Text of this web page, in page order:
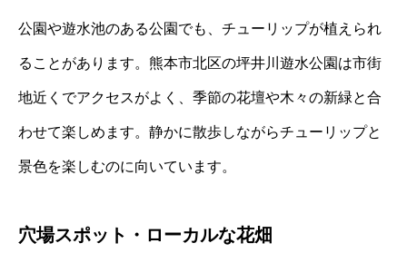
公園や遊水池のある公園でも、チューリップが植えられ
ることがあります。熊本市北区の坪井川遊水公園は市街
地近くでアクセスがよく、季節の花壇や木々の新緑と合
わせて楽しめます。静かに散歩しながらチューリップと
景色を楽しむのに向いています。
穴場スポット・ローカルな花畑